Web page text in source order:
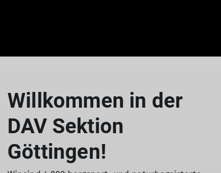
Willkommen in der
DAV Sektion
Göttingen!